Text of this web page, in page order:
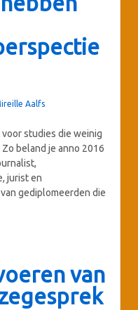
Aalfs
studies die weinig
beland je anno 2016
jurist en
gediplomeerden die
van